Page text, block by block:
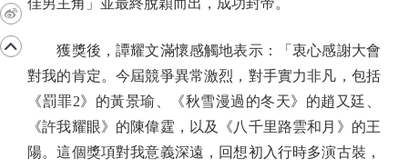
獲獎後，譚耀文滿懷感觸地表示：「衷心感謝大會
對我的肯定。今屆競爭異常激烈，對手實力非凡，包括
《罰罪2》的黃景瑜、《秋雪漫過的冬天》的趙又廷、
《許我耀眼》的陳偉霆，以及《八千里路雲和月》的王
陽。這個獎項對我意義深遠，回想初入行時多演古裝，